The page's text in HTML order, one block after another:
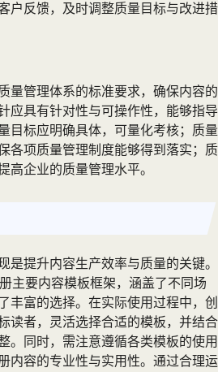
户反馈，及时调整质量目标与改进措
量管理体系的标准要求，确保内容的
应具有针对性与可操作性，能够指导
目标应明确具体，可量化考核；质量
各项质量管理制度能够得到落实；质
高企业的质量管理水平。
是提升内容生产效率与质量的关键。
主要内容模板框架，涵盖了不同场
丰富的选择。在实际使用过程中，创
读者，灵活选择合适的模板，并结合
。同时，需注意遵循各类模板的使用
内容的专业性与实用性。通过合理运